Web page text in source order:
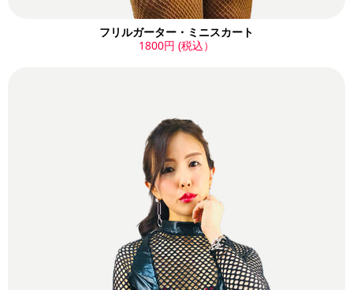
フリルガーター・ミニスカート
1800円 (税込）